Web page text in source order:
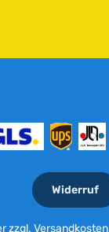
Widerruf
zzgl. Versandkosten